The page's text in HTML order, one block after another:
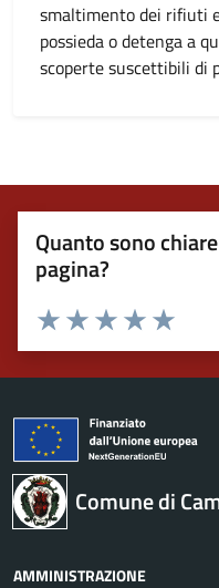
smaltimento dei rifiuti
possieda o detenga a
scoperte suscettibili di
Quanto sono
pagina?
Valuta 5
Valuta 4
Valuta 3 stelle
Valuta 2 stelle su 5
Valuta 1 stelle su 5
Comune di
AMMINISTRAZIONE